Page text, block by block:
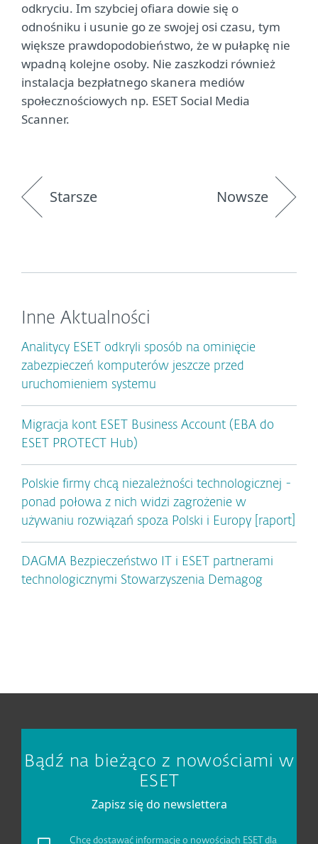
odkryciu. Im szybciej ofiara dowie się o
odnośniku i usunie go ze swojej osi czasu, tym
większe prawdopodobieństwo, że w pułapkę nie
wpadną kolejne osoby. Nie zaszkodzi również
instalacja bezpłatnego skanera mediów
społecznościowych np. ESET Social Media
Scanner.
Starsze Nowsze
Inne Aktualności
Analitycy ESET odkryli sposób na ominięcie
zabezpieczeń komputerów jeszcze przed
uruchomieniem systemu
Migracja kont ESET Business Account (EBA do
ESET PROTECT Hub)
Polskie firmy chcą niezależności technologicznej -
ponad połowa z nich widzi zagrożenie w
używaniu rozwiązań spoza Polski i Europy [raport]
DAGMA Bezpieczeństwo IT i ESET partnerami
technologicznymi Stowarzyszenia Demagog